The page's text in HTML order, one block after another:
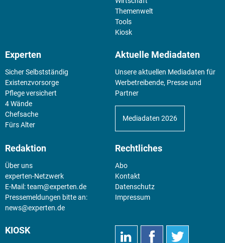
Themenwelt
Tools
Kiosk
Experten
Sicher Selbstständig
Existenz­vorsorge
Pflege versichert
4 Wände
Chefsache
Fürs Alter
Aktuelle Mediadaten
Unsere aktuellen Mediadaten für
Werbetreibende, Presse und
Partner
Mediadaten 2026
Redaktion
Über uns
experten-Netzwerk
E-Mail:team@experten.de
Pressemeldungen bitte an:
news@experten.de
Rechtliches
Abo
Kontakt
Datenschutz
Impressum
KIOSK